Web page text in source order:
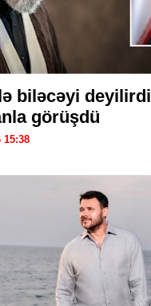
biləcəyi
görüşdü
15:38